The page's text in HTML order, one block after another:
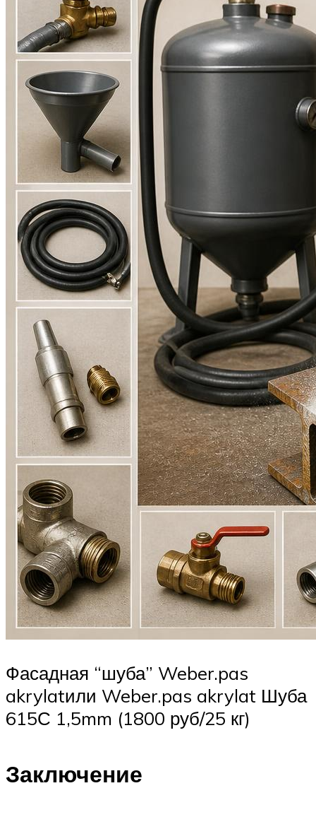
Фасадная “шуба” Weber.pas
akrylatили Weber.pas akrylat Шуба
615С 1,5mm (1800 руб/25 кг)
Заключение